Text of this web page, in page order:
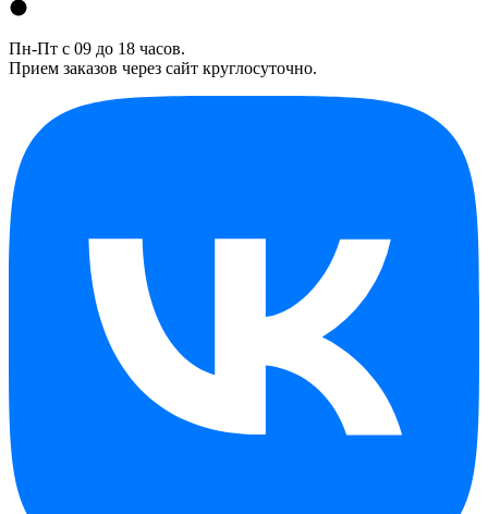
Пн-Пт с 09 до 18 часов.
Прием заказов через сайт круглосуточно.